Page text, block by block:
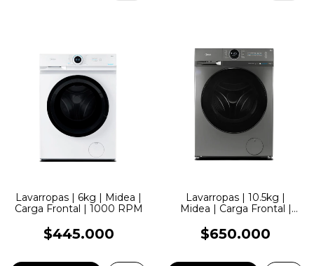
Lavarropas | 6kg | Midea |
Carga Frontal | 1000 RPM
$445.000
Lavarropas | 10.5kg |
Midea | Carga Frontal |
$650.000